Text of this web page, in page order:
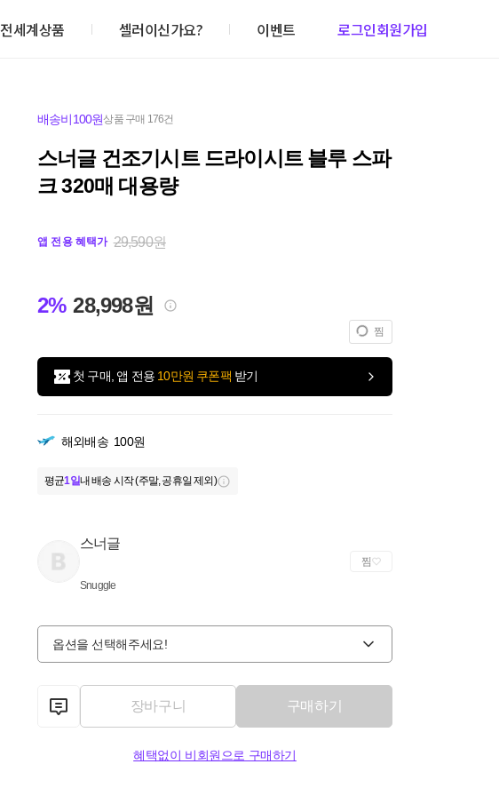
전세계상품 셀러이신가요? 이벤트 로그인회원가입
배송비100원상품 구매 176건
스너글 건조기시트 드라이시트 블루 스파
크 320매 대용량
앱 전용 혜택가 29,590원
2% 28,998원
찜
첫 구매, 앱 전용 10만원 쿠폰팩 받기
해외배송 100원
평균1일내 배송 시작 (주말, 공휴일 제외)
스너글
Snuggle
찜
옵션을 선택해주세요!
장바구니 구매하기
혜택없이 비회원으로 구매하기